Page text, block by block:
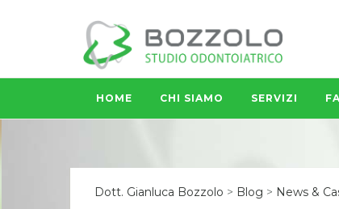
HOME CHI SIAMO SERVIZI
Dott. Gianluca Bozzolo > Blog > News &